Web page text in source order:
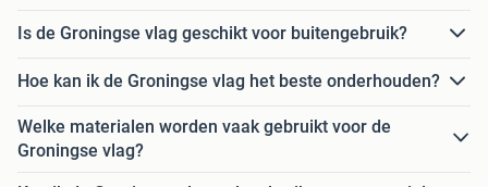
Is de Groningse vlag geschikt voor buitengebruik?
Hoe kan ik de Groningse vlag het beste onderhouden?
Welke materialen worden vaak gebruikt voor de
Groningse vlag?